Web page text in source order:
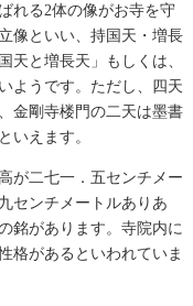
れる2体の像がお寺を守
像といい、持国天・増長
天と増長天」もしくは、
ようです。ただし、四天
金剛寺楼門の二天は墨書
いえます。
が二七一．五センチメー
センチメートルありあ
銘があります。寺院内に
格があるといわれていま